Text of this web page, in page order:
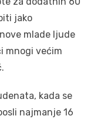
jako
mlade ljude
mnogi većim
kada se
najmanje 16